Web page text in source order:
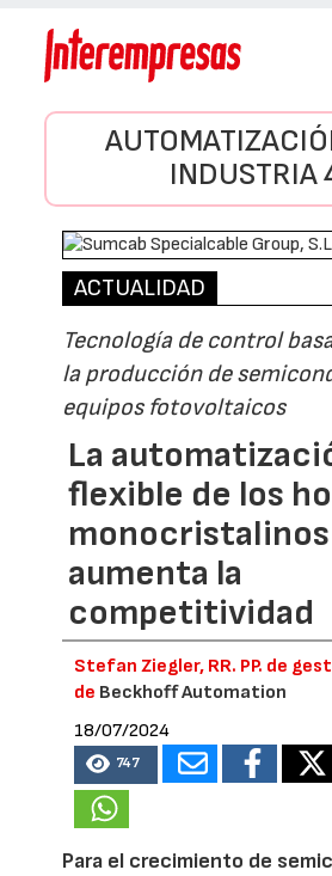
INDUSTRIA
ACTUALIDAD
Tecnología de control
la producción de
equipos fotovoltaicos
La
flexible de los
monocristalinos
aumenta la
competitividad
Stefan Ziegler, RR. PP. de
de Beckhoff Automation
18/07/2024
747
Para el crecimiento de